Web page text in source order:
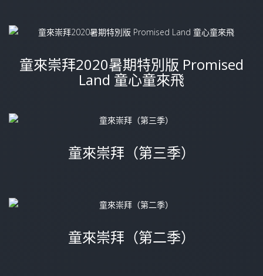
童來崇拜2020暑期特別版 Promised
Land 童心童來飛
童來崇拜（第三季）
童來崇拜（第二季）